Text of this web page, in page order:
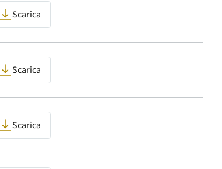
Scarica
Scarica
Scarica